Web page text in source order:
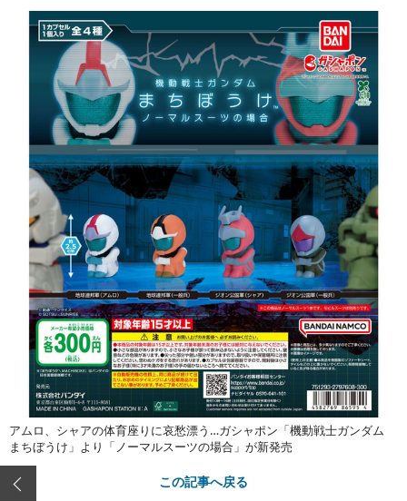
アムロ、シャアの体育座りに哀愁漂う…ガシャポン「機動戦士ガンダム
まちぼうけ」より「ノーマルスーツの場合」が新発売
この記事へ戻る